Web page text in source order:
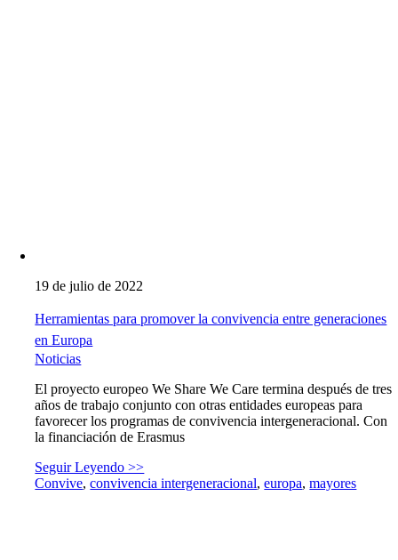
19 de julio de 2022
Herramientas para promover la convivencia entre generaciones
en Europa
Noticias
El proyecto europeo We Share We Care termina después de tres
años de trabajo conjunto con otras entidades europeas para
favorecer los programas de convivencia intergeneracional. Con
la financiación de Erasmus
Seguir Leyendo >>
Convive,convivencia intergeneracional,europa,mayores